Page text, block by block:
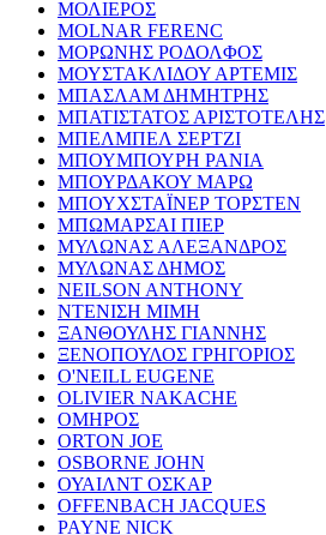
ΜΟΛΙΕΡΟΣ
MOLNAR FERENC
ΜΟΡΩΝΗΣ ΡΟΔΟΛΦΟΣ
ΜΟΥΣΤΑΚΛΙΔΟΥ ΑΡΤΕΜΙΣ
ΜΠΑΣΛΑΜ ΔΗΜΗΤΡΗΣ
ΜΠΑΤΙΣΤΑΤΟΣ ΑΡΙΣΤΟΤΕΛΗΣ
ΜΠΕΛΜΠΕΛ ΣΕΡΤΖΙ
ΜΠΟΥΜΠΟΥΡΗ ΡΑΝΙΑ
ΜΠΟΥΡΔΑΚΟΥ ΜΑΡΩ
ΜΠΟΥΧΣΤΑΪΝΕΡ ΤΟΡΣΤΕΝ
ΜΠΩΜΑΡΣΑΙ ΠΙΕΡ
ΜΥΛΩΝΑΣ ΑΛΕΞΑΝΔΡΟΣ
ΜΥΛΩΝΑΣ ΔΗΜΟΣ
NEILSON ANTHONY
ΝΤΕΝΙΣΗ ΜΙΜΗ
ΞΑΝΘΟΥΛΗΣ ΓΙΑΝΝΗΣ
ΞΕΝΟΠΟΥΛΟΣ ΓΡΗΓΟΡΙΟΣ
O'NEILL EUGENE
OLIVIER NAKACHE
ΟΜΗΡΟΣ
ORTON JOE
OSBORNE JOHN
ΟΥΑΙΛΝΤ ΟΣΚΑΡ
OFFENBACH JACQUES
PAYNE NICK